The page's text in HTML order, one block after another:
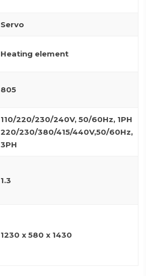
Servo
Heating element
805
110/220/230/240V, 50/60Hz, 1PH
220/230/380/415/440V,50/60Hz,
3PH
1.3
1230 x 580 x 1430